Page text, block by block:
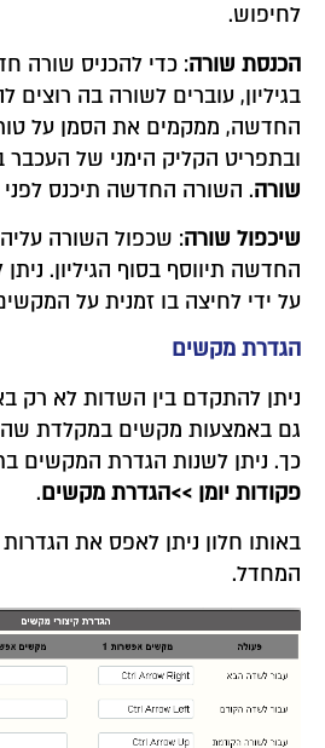
לחיפוש.
הכנסת שורה: כדי להכניס שורה
בגיליון, עוברים לשורה בה רוצים
החדשה, ממקמים את הסמן על
ובתפריט הקליק הימני של העכבר
שורה. השורה החדשה תיכנס
שיכפול שורה: שכפול השורה
החדשה תיווסף בסוף הגיליון.
על ידי לחיצה בו זמנית על
הגדרת מקשים
ניתן להתקדם בין השדות לא רק
גם באמצעות מקשים במקלדת
כך. ניתן לשנות הגדרת המקשים
פקודות יומן >>הגדרת מקשים.
באותו חלון ניתן לאפס את הגדרות
המחדל.